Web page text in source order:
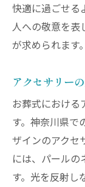
快適に過ごせる
人への敬意を表
が求められます。
アクセサリー
お葬式における
す。神奈川県で
ザインのアクセ
には、パール
す。光を反射し